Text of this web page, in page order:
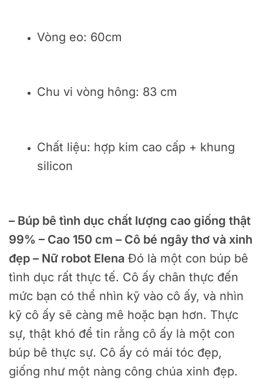
Vòng eo: 60cm
Chu vi vòng hông: 83 cm
Chất liệu: hợp kim cao cấp + khung
silicon
– Búp bê tình dục chất lượng cao giống thật
99% – Cao 150 cm – Cô bé ngây thơ và xinh
đẹp – Nữ robot Elena Đó là một con búp bê
tình dục rất thực tế. Cô ấy chân thực đến
mức bạn có thể nhìn kỹ vào cô ấy, và nhìn
kỹ cô ấy sẽ càng mê hoặc bạn hơn. Thực
sự, thật khó để tin rằng cô ấy là một con
búp bê thực sự. Cô ấy có mái tóc đẹp,
giống như một nàng công chúa xinh đẹp.